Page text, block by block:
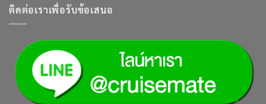
ติดต่อเราเพื่อรับข้อเสนอ